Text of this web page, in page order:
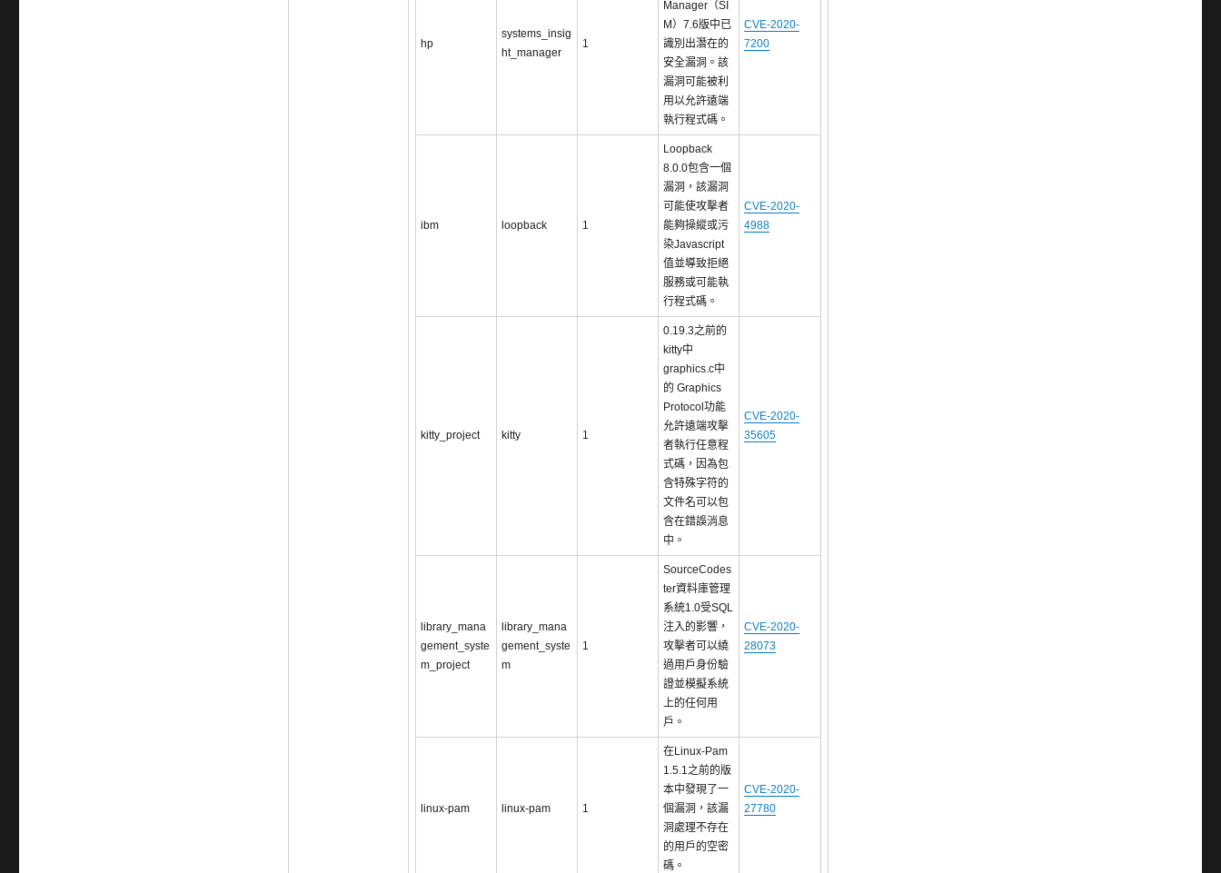
hp
systems_insig
ht_manager
1
Manager（SI
M）7.6版中已
識別出潛在的
安全漏洞。該
漏洞可能被利
用以允許遠端
執行程式碼。
CVE-2020-
7200
ibm loopback 1
Loopback
8.0.0包含一個
漏洞，該漏洞
可能使攻擊者
能夠操縱或污
染Javascript
值並導致拒絕
服務或可能執
行程式碼。
CVE-2020-
4988
kitty_project kitty 1
0.19.3之前的
kitty中
graphics.c中
的 Graphics
Protocol功能
允許遠端攻擊
者執行任意程
式碼，因為包
含特殊字符的
文件名可以包
含在錯誤消息
中。
CVE-2020-
35605
library_mana
gement_syste
m_project
library_mana
gement_syste
m
1
SourceCodes
ter資料庫管理
系統1.0受SQL
注入的影響，
攻擊者可以繞
過用戶身份驗
證並模擬系統
上的任何用
戶。
CVE-2020-
28073
linux-pam linux-pam 1
在Linux-Pam
1.5.1之前的版
本中發現了一
個漏洞，該漏
洞處理不存在
的用戶的空密
碼。
CVE-2020-
27780